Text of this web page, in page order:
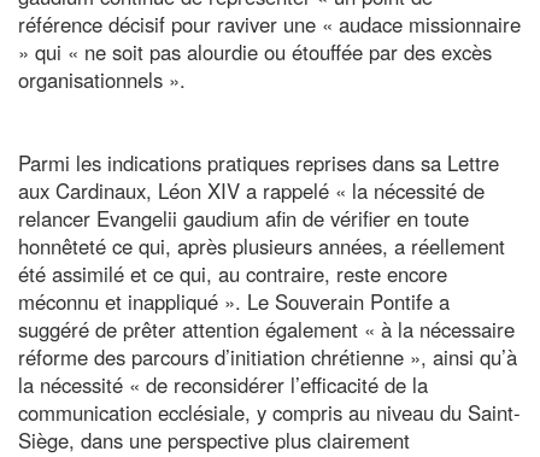
référence décisif pour raviver une « audace missionnaire
» qui « ne soit pas alourdie ou étouffée par des excès
organisationnels ».
Parmi les indications pratiques reprises dans sa Lettre
aux Cardinaux, Léon XIV a rappelé « la nécessité de
relancer Evangelii gaudium afin de vérifier en toute
honnêteté ce qui, après plusieurs années, a réellement
été assimilé et ce qui, au contraire, reste encore
méconnu et inappliqué ». Le Souverain Pontife a
suggéré de prêter attention également « à la nécessaire
réforme des parcours d’initiation chrétienne », ainsi qu’à
la nécessité « de reconsidérer l’efficacité de la
communication ecclésiale, y compris au niveau du Saint-
Siège, dans une perspective plus clairement